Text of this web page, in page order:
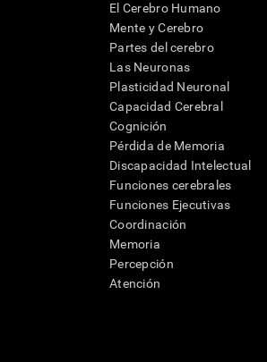
El Cerebro Humano
Mente y Cerebro
Partes del cerebro
Las Neuronas
Plasticidad Neuronal
Capacidad Cerebral
Cognición
Pérdida de Memoria
Discapacidad Intelectual
Funciones cerebrales
Funciones Ejecutivas
Coordinación
Memoria
Percepción
Atención